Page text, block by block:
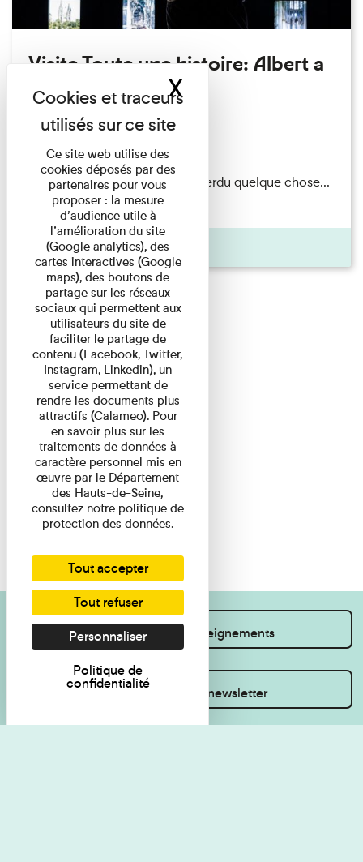
Visite Toute une histoire: Albert a
perdu son chapeau!
Exposition permanente
Du 15/08/2026 au 15/08/2026
Il semblerait qu’Albert Kahn a perdu quelque chose...
Accompagnés d’une ...
Agenda
Je souhaite des renseignements
Inscrivez-vous à la newsletter
Ce site web utilise des
cookies déposés par des
partenaires pour vous
proposer : la mesure
d’audience utile à
l’amélioration du site
(Google analytics), des
cartes interactives (Google
maps), des boutons de
partage sur les réseaux
sociaux qui permettent aux
utilisateurs du site de
faciliter le partage de
contenu (Facebook, Twitter,
Instagram, Linkedin), un
service permettant de
rendre les documents plus
attractifs (Calameo). Pour
en savoir plus sur les
traitements de données à
caractère personnel mis en
œuvre par le Département
des Hauts-de-Seine,
consultez notre politique de
protection des données.
Tout accepter
Tout refuser
Personnaliser
Politique de
confidentialité
XMasquer le